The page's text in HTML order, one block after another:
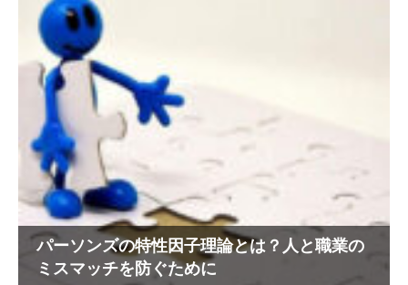
パーソンズの特性因子理論とは？人と職業の
ミスマッチを防ぐために